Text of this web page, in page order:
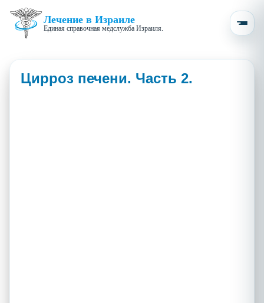
Лечение в Израиле
Единая справочная медслужба Израиля.
Цирроз печени. Часть 2.